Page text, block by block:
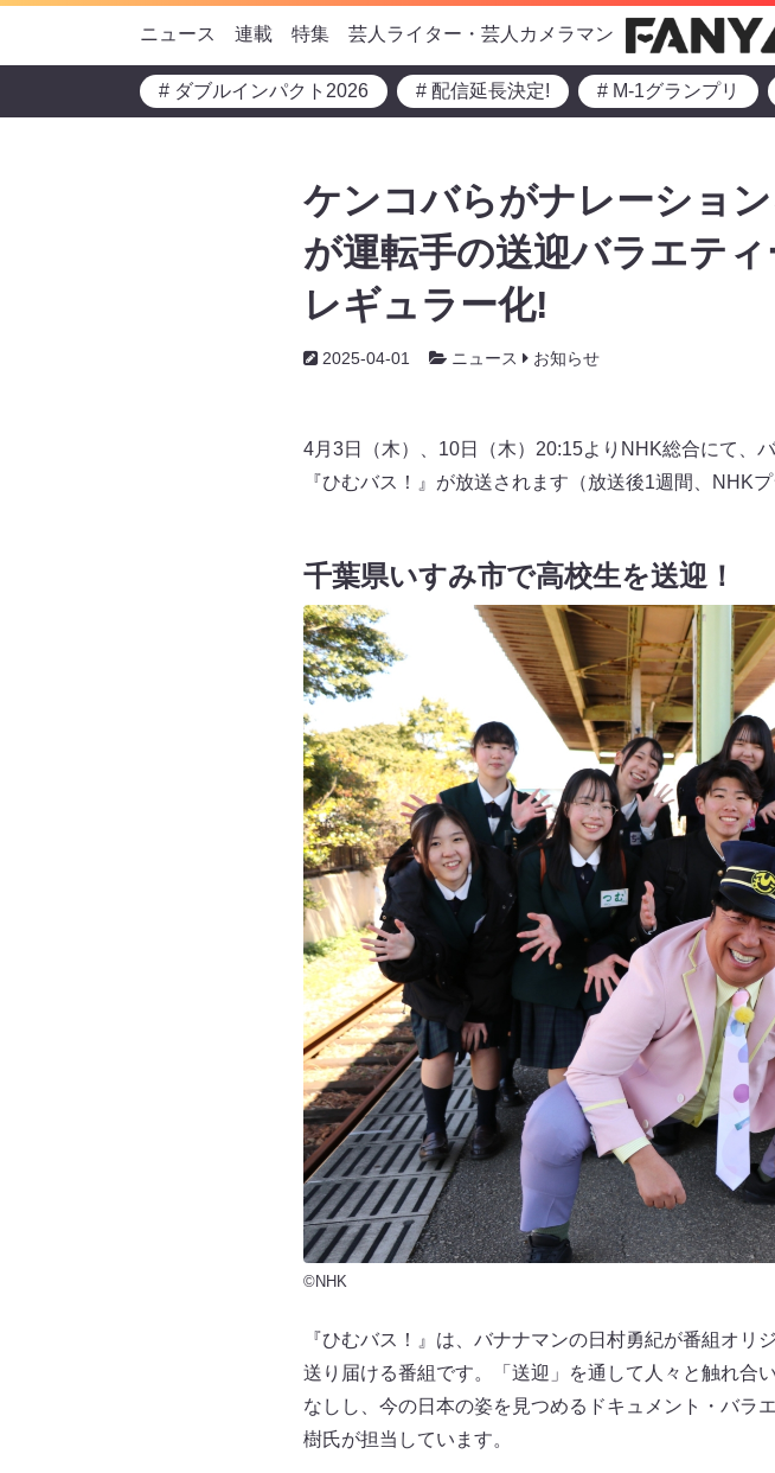
ニュース 連載 特集 芸人ライター・芸人カメラマン
# ダブルインパクト2026 # 配信延長決定! # M-1グランプリ
ケンコバらがナレーショ
が運転手の送迎バラエテ
レギュラー化!
2025-04-01 ニュース お知らせ
4月3日（木）、10日（木）20:15よりNHK総合にて、
『ひむバス！』が放送されます（放送後1週間、NHK
千葉県いすみ市で高校生を送迎！
©NHK
『ひむバス！』は、バナナマンの日村勇紀が番組オ
送り届ける番組です。「送迎」を通して人々と触れ合
なしし、今の日本の姿を見つめるドキュメント・バラ
樹氏が担当しています。